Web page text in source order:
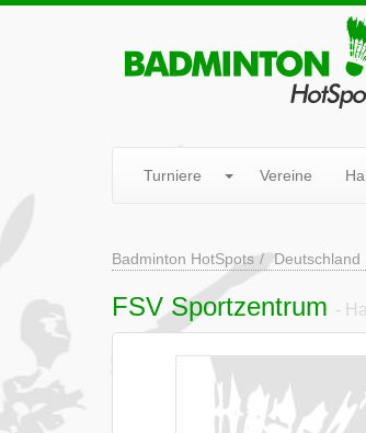
Turniere Vereine
Badminton HotSpots Deutschland
FSV Sportzentrum -